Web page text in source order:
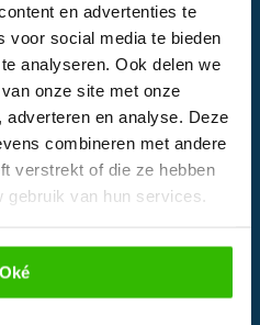
en advertenties te
voor social media te bieden
analyseren. Ook delen we
onze site met onze
en analyse. Deze
combineren met andere
verstrekt of die ze hebben
gebruik van hun services.
Oké